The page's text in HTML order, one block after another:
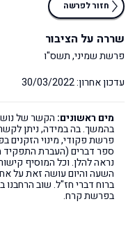
חזור לפרשה
שררה על הציבור
פרשת שמיני, תשס"ו
עדכון אחרון: 30/03/2022
מים ראשונים: הקשר של
בהמשך. בה במידה, ניתן
פרשת פקודי, מינוי הזקנים
ספר דברים (העברת
נראה להלן. וכל המוסיף
השעה והיום עושה זאת על
ברוח דברי חז"ל. שוב הרחבנו
בפרשת קרח.